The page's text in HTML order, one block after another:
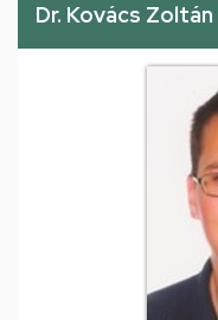
Dr. Kovács Zoltán